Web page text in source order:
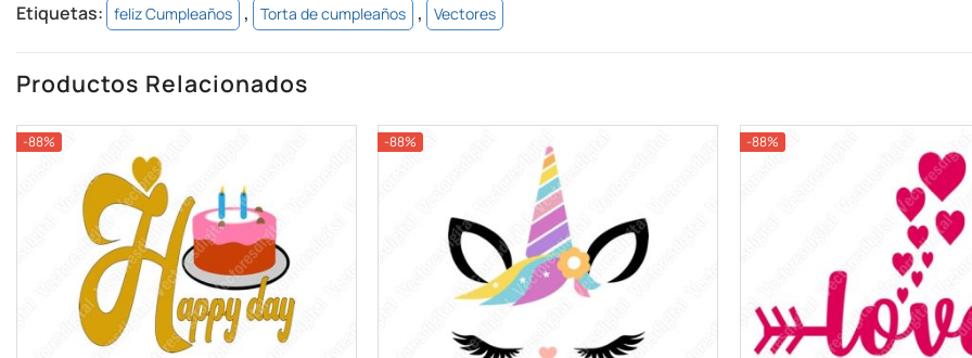
Etiquetas: feliz Cumpleaños , Torta de cumpleaños , Vectores
Productos Relacionados
-88% -88% -88%